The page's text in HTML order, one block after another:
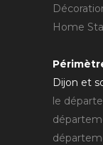
Home
Dijon et
le